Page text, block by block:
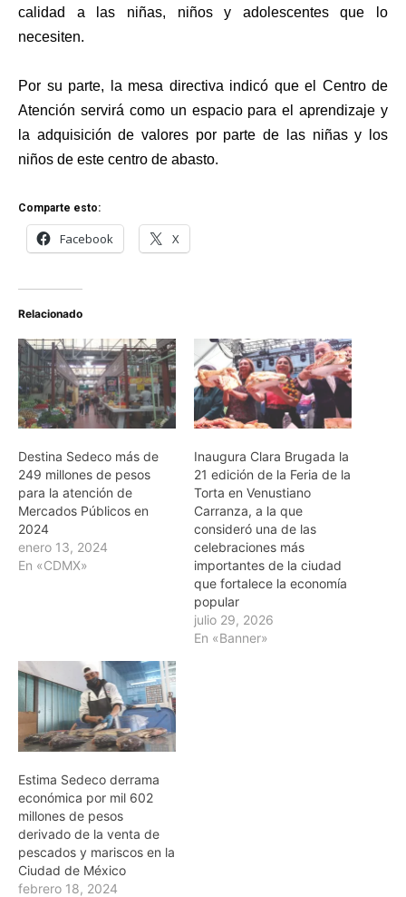
calidad a las niñas, niños y adolescentes que lo
necesiten.
Por su parte, la mesa directiva indicó que el Centro de
Atención servirá como un espacio para el aprendizaje y
la adquisición de valores por parte de las niñas y los
niños de este centro de abasto.
Comparte esto:
Facebook X
Relacionado
Destina Sedeco más de
249 millones de pesos
para la atención de
Mercados Públicos en
2024
enero 13, 2024
En «CDMX»
Inaugura Clara Brugada la
21 edición de la Feria de la
Torta en Venustiano
Carranza, a la que
consideró una de las
celebraciones más
importantes de la ciudad
que fortalece la economía
popular
julio 29, 2026
En «Banner»
Estima Sedeco derrama
económica por mil 602
millones de pesos
derivado de la venta de
pescados y mariscos en la
Ciudad de México
febrero 18, 2024